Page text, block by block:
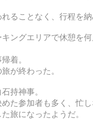
ることなく、行程を
ングエリアで休憩を
着。
が終わった。
持神事。
た参加者も多く、忙
旅になったようだ。